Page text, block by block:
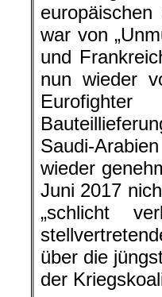
war von
und
nun wieder
Saudi-
wieder
Juni 2017
„schlicht
über die
der